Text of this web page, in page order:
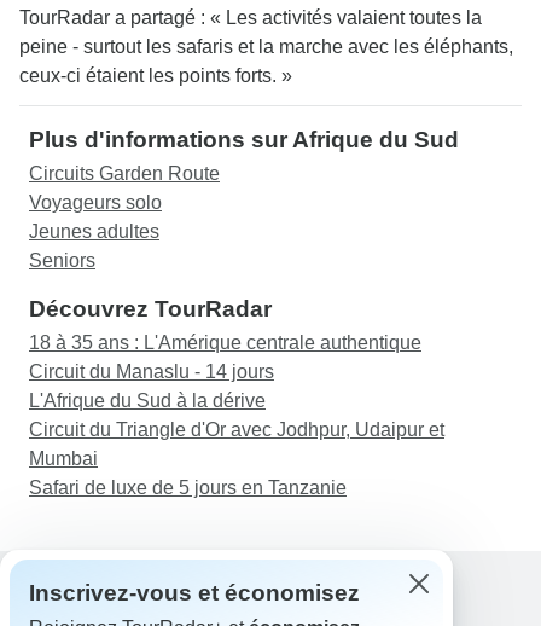
TourRadar a partagé : « Les activités valaient toutes la
peine - surtout les safaris et la marche avec les éléphants,
ceux-ci étaient les points forts. »
Plus d'informations sur Afrique du Sud
Circuits Garden Route
Voyageurs solo
Jeunes adultes
Seniors
Découvrez TourRadar
18 à 35 ans : L'Amérique centrale authentique
Circuit du Manaslu - 14 jours
L'Afrique du Sud à la dérive
Circuit du Triangle d'Or avec Jodhpur, Udaipur et
Mumbai
Safari de luxe de 5 jours en Tanzanie
Inscrivez-vous et économisez